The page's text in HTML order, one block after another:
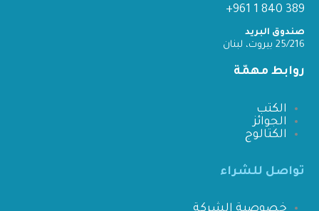
389 840 1 961+
صندوق البريد
25/216 بيروت، لبنان
روابط مهمّة
الكتب
الجوائز
الكتالوج
تواصل للشراء